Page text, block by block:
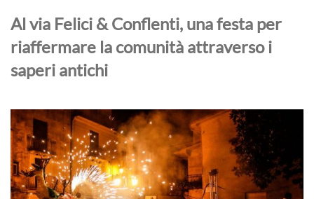
Al via Felici & Conflenti, una festa per
riaffermare la comunità attraverso i
saperi antichi